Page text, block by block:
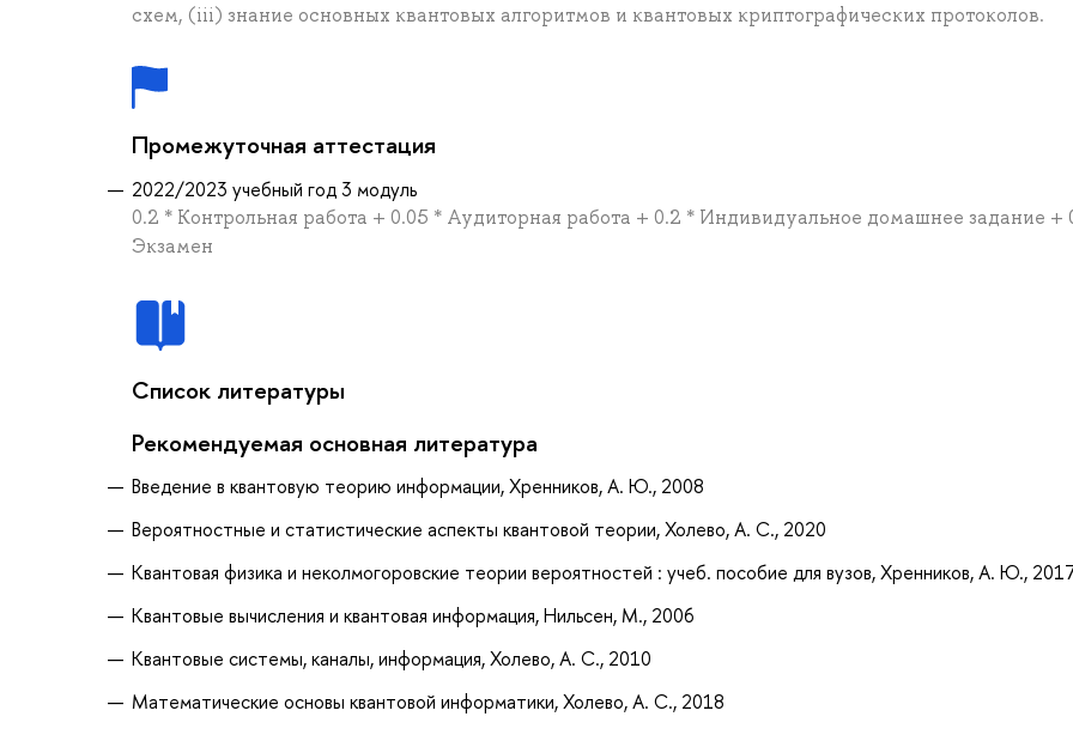
схем, (iii) знание основных квантовых алгоритмов и квантовых криптографических протоколов.
Промежуточная аттестация
2022/2023 учебный год 3 модуль
0.2 * Контрольная работа + 0.05 * Аудиторная работа + 0.2 * Индивидуальное домашнее задание +
Экзамен
Список литературы
Рекомендуемая основная литература
Введение в квантовую теорию информации, Хренников, А. Ю., 2008
Вероятностные и статистические аспекты квантовой теории, Холево, А. С., 2020
Квантовая физика и неколмогоровские теории вероятностей : учеб. пособие для вузов, Хренников, А. Ю.,
Квантовые вычисления и квантовая информация, Нильсен, М., 2006
Квантовые системы, каналы, информация, Холево, А. С., 2010
Математические основы квантовой информатики, Холево, А. С., 2018